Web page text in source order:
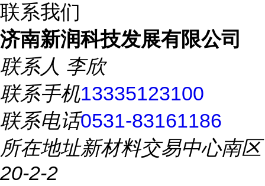
联系我们
济南新润科技发展有限公司
联系人 李欣
联系手机13335123100
联系电话0531-83161186
所在地址新材料交易中心南区
20-2-2